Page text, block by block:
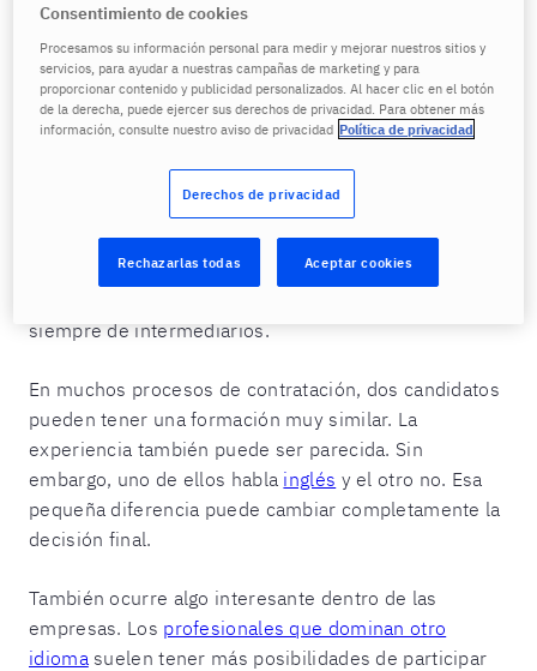
¿Por qué aprender un segundo
idioma?
Aprender otro idioma puede tener muchas
cultural, otras por viajar o por curiosidad. Pero, en el
contexto profesional, hay una razón muy clara: las
oportunidades. Cuando una empresa trabaja con
clientes o socios internacionales, necesita personas
siempre de intermediarios.
En muchos procesos de contratación, dos candidatos
pueden tener una formación muy similar. La
experiencia también puede ser parecida. Sin
embargo, uno de ellos habla inglés y el otro no. Esa
pequeña diferencia puede cambiar completamente la
decisión final.
También ocurre algo interesante dentro de las
empresas. Los profesionales que dominan otro
idioma suelen tener más posibilidades de participar
Consentimiento de cookies
Procesamos su información personal para medir y mejorar nuestros sitios y
servicios, para ayudar a nuestras campañas de marketing y para
proporcionar contenido y publicidad personalizados. Al hacer clic en el botón
de la derecha, puede ejercer sus derechos de privacidad. Para obtener más
información, consulte nuestro aviso de privacidad Política de privacidad
Derechos de privacidad
Rechazarlas todas Aceptar cookies